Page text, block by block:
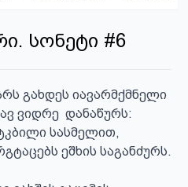
სონეტი #6
გახდეს იავარმქმნელი
ვიდრე  დანაწურს:
სასმელით,
ეშხის საგანძურს.